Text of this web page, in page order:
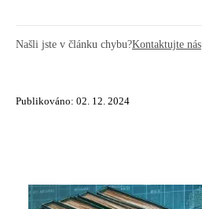
Našli jste v článku chybu?Kontaktujte nás
Publikováno: 02. 12. 2024